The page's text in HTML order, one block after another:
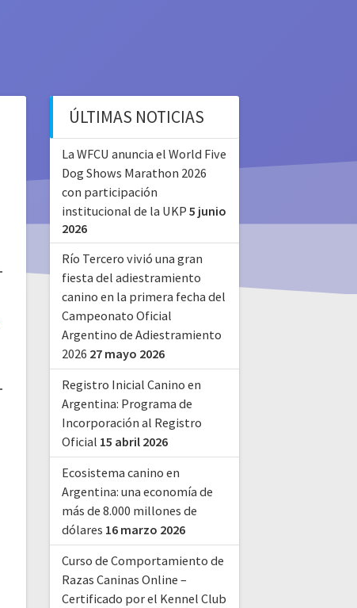
ÚLTIMAS NOTICIAS
La WFCU anuncia el World Five
Dog Shows Marathon 2026
con participación
institucional de la UKP 5 junio
2026
Río Tercero vivió una gran
fiesta del adiestramiento
canino en la primera fecha del
Campeonato Oficial
Argentino de Adiestramiento
2026 27 mayo 2026
Registro Inicial Canino en
Argentina: Programa de
Incorporación al Registro
Oficial 15 abril 2026
Ecosistema canino en
Argentina: una economía de
más de 8.000 millones de
dólares 16 marzo 2026
Curso de Comportamiento de
Razas Caninas Online –
Certificado por el Kennel Club